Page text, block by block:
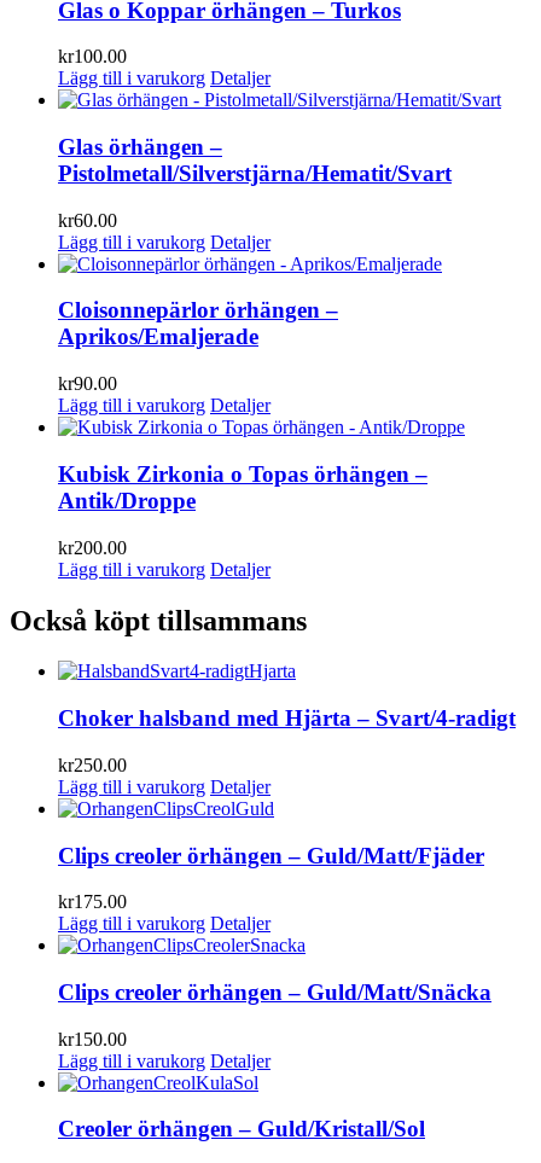
Glas o Koppar örhängen – Turkos
kr100.00
Lägg till i varukorg Detaljer
Glas örhängen –
Pistolmetall/Silverstjärna/Hematit/Svart
kr60.00
Lägg till i varukorg Detaljer
Cloisonnepärlor örhängen –
Aprikos/Emaljerade
kr90.00
Lägg till i varukorg Detaljer
Kubisk Zirkonia o Topas örhängen –
Antik/Droppe
kr200.00
Lägg till i varukorg Detaljer
Också köpt tillsammans
Choker halsband med Hjärta – Svart/4-radigt
kr250.00
Lägg till i varukorg Detaljer
Clips creoler örhängen – Guld/Matt/Fjäder
kr175.00
Lägg till i varukorg Detaljer
Clips creoler örhängen – Guld/Matt/Snäcka
kr150.00
Lägg till i varukorg Detaljer
Creoler örhängen – Guld/Kristall/Sol